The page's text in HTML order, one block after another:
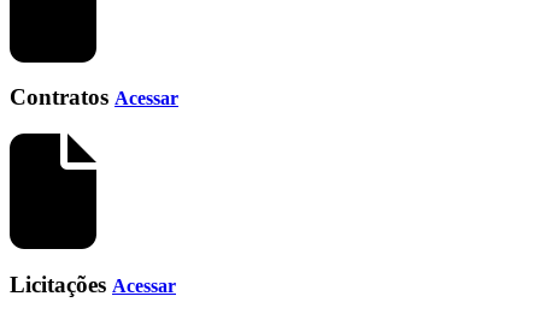
Contratos Acessar
Licitações Acessar